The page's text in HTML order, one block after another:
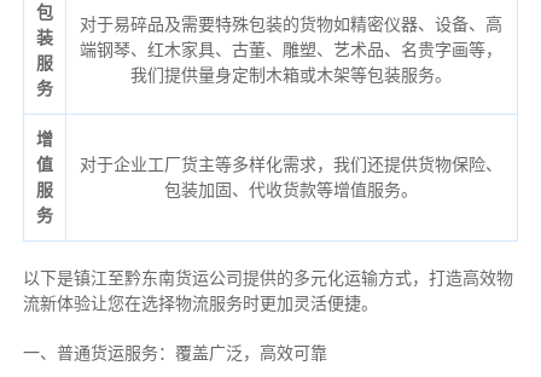
包
装
服
务
对于易碎品及需要特殊包装的货物如精密仪器、设备、高
端钢琴、红木家具、古董、雕塑、艺术品、名贵字画等，
我们提供量身定制木箱或木架等包装服务。
增
值
服
务
对于企业工厂货主等多样化需求，我们还提供货物保险、
包装加固、代收货款等增值服务。
以下是镇江至黔东南货运公司提供的多元化运输方式，打造高效物
流新体验让您在选择物流服务时更加灵活便捷。
一、普通货运服务：覆盖广泛，高效可靠